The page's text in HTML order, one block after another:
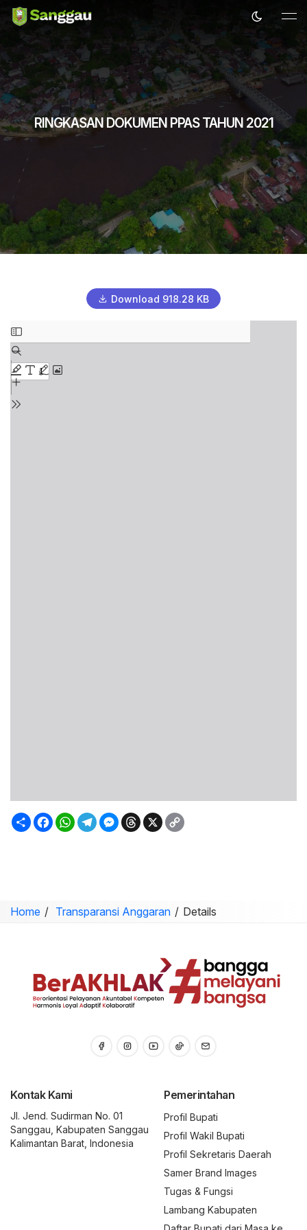
RINGKASAN DOKUMEN PPAS TAHUN 2021
Download 918.28 KB
SambungFacebook
WhatsApp
TelegramMessenger
Threads
X
Home Transparansi Anggaran Details
Kontak Kami
Jl. Jend. Sudirman No. 01
Sanggau, Kabupaten Sanggau
Kalimantan Barat, Indonesia
Pemerintahan
Profil Bupati
Profil Wakil Bupati
Profil Sekretaris Daerah
Samer Brand Images
Tugas & Fungsi
Lambang Kabupaten